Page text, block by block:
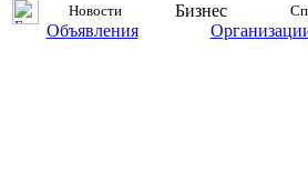
Новости Бизнес
Объявления